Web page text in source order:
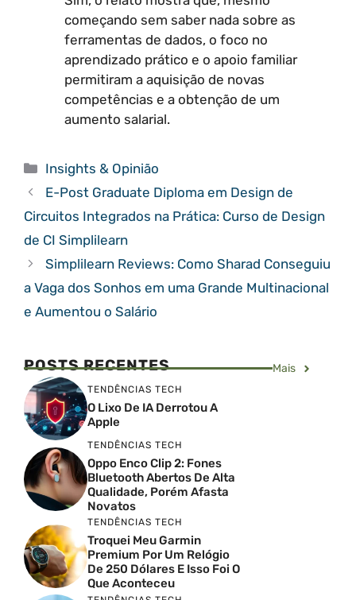
começando sem saber nada sobre as
ferramentas de dados, o foco no
aprendizado prático e o apoio familiar
permitiram a aquisição de novas
competências e a obtenção de um
aumento salarial.
Categorias
Insights & Opinião
E-Post Graduate Diploma em Design de
Circuitos Integrados na Prática: Curso de Design
de CI Simplilearn
Simplilearn Reviews: Como Sharad Conseguiu
a Vaga dos Sonhos em uma Grande Multinacional
e Aumentou o Salário
POSTS RECENTES Mais
TENDÊNCIAS TECH
O Lixo De IA Derrotou A
Apple
TENDÊNCIAS TECH
Oppo Enco Clip 2: Fones
Bluetooth Abertos De Alta
Qualidade, Porém Afasta
Novatos
TENDÊNCIAS TECH
Troquei Meu Garmin
Premium Por Um Relógio
De 250 Dólares E Isso Foi O
Que Aconteceu